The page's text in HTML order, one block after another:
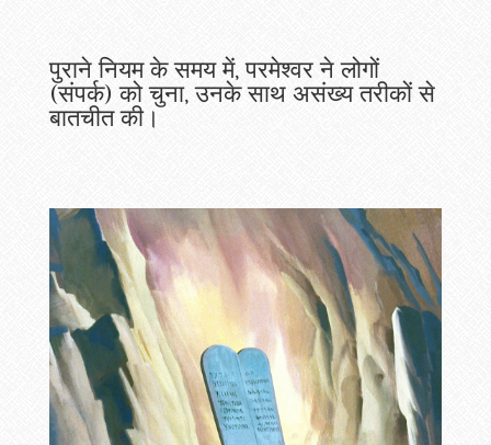
पुराने नियम के समय में, परमेश्वर ने लोगों
(संपर्क) को चुना, उनके साथ असंख्य तरीकों से
बातचीत की।